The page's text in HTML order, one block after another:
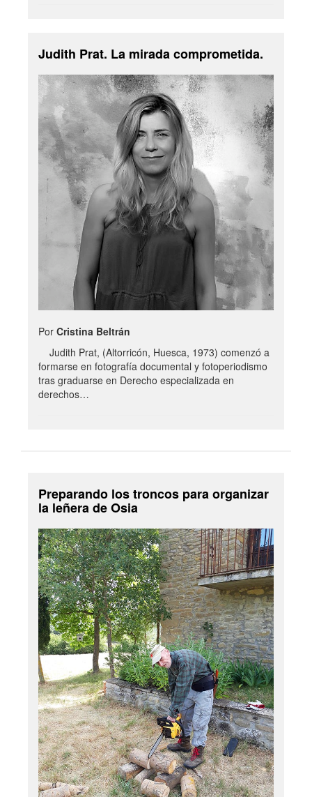
Judith Prat. La mirada comprometida.
Por Cristina Beltrán
Judith Prat, (Altorricón, Huesca, 1973) comenzó a
formarse en fotografía documental y fotoperiodismo
tras graduarse en Derecho especializada en
derechos…
Preparando los troncos para organizar
la leñera de Osia